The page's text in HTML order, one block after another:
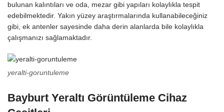
bulunan kalıntıları ve oda, mezar gibi yapıları kolaylıkla tespit
edebilmektedir. Yakın yüzey araştırmalarında kullanabileceğiniz
gibi, ek antenler sayesinde daha derin alanlarda bile kolaylıkla
çalışmanızı sağlamaktadır.
yeralti-goruntuleme
Bayburt Yeraltı Görüntüleme Cihaz